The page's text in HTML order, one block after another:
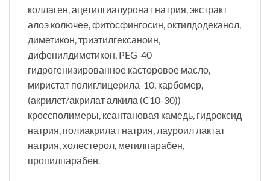
коллаген, ацетилгиалуронат натрия, экстракт
алоэ колючее, фитосфингосин, октилдодеканол,
диметикон, триэтилгексаноин,
дифенилдиметикон, PEG-40
гидрогенизированное касторовое масло,
миристат полиглицерила-10, карбомер,
(акрилет/акрилат алкила (C10-30))
кроссполимеры, ксантановая камедь, гидроксид
натрия, полиакрилат натрия, лауроил лактат
натрия, холестерол, метилпарабен,
пропилпарабен.